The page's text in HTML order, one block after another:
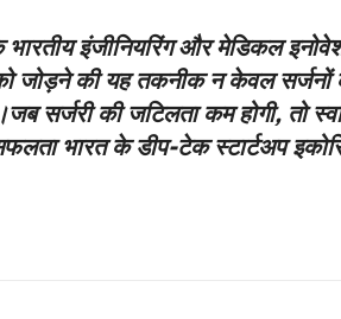
इंजीनियरिंग और मेडिकल
जोड़ने की यह तकनीक न केवल सर्जनों
सर्जरी की जटिलता कम होगी, तो
भारत के डीप-टेक स्टार्टअप